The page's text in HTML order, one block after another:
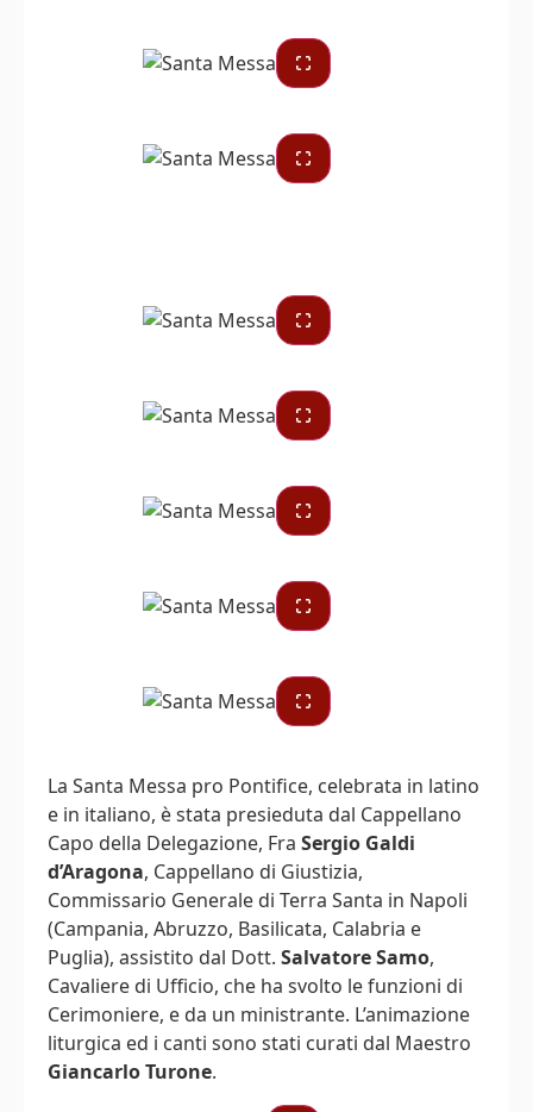
La Santa Messa pro Pontifice, celebrata in latino
e in italiano, è stata presieduta dal Cappellano
Capo della Delegazione, Fra Sergio Galdi
d’Aragona, Cappellano di Giustizia,
Commissario Generale di Terra Santa in Napoli
(Campania, Abruzzo, Basilicata, Calabria e
Puglia), assistito dal Dott. Salvatore Samo,
Cavaliere di Ufficio, che ha svolto le funzioni di
Cerimoniere, e da un ministrante. L’animazione
liturgica ed i canti sono stati curati dal Maestro
Giancarlo Turone.